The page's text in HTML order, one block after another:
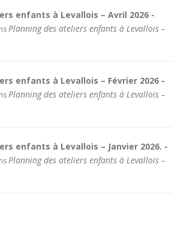
enfants à Levallois – Avril 2026 -
Planning des ateliers enfants à Levallois –
enfants à Levallois – Février 2026 -
Planning des ateliers enfants à Levallois –
enfants à Levallois – Janvier 2026. -
Planning des ateliers enfants à Levallois –